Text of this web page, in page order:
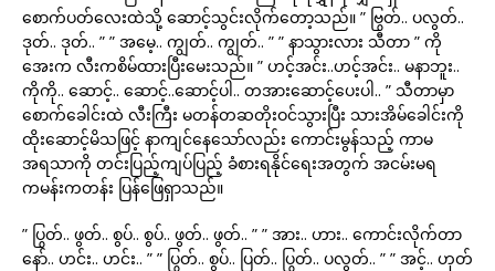
စောက်ပတ်လေးထဲသို့ ဆောင့်သွင်းလိုက်တော့သည်။ ” ဗြွတ်.. ပလွတ်..
ဒုတ်.. ဒုတ်.. ” ” အမေ့.. ကျွတ်.. ကျွတ်.. ” ” နာသွားလား သီတာ ” ကို
အေးက လီးကစိမ်ထားပြီးမေးသည်။ ” ဟင့်အင်း..ဟင့်အင်း.. မနာဘူး..
ကိုကို.. ဆောင့်.. ဆောင့်..ဆောင့်ပါ.. တအားဆောင့်ပေးပါ.. ” သီတာမှာ
စောက်ခေါင်းထဲ လီးကြီး မတန်တဆတိုးဝင်သွားပြီး သားအိမ်ခေါင်းကို
ထိုးဆောင့်မိသဖြင့် နာကျင်နေသော်လည်း ကောင်းမွန်သည့် ကာမ
အရသာကို တင်းပြည့်ကျပ်ပြည့် ခံစားရနိုင်ရေးအတွက် အငမ်းမရ
ကမန်းကတန်း ပြန်ဖြေရှာသည်။
” ပြွတ်.. ဖွတ်.. စွပ်.. စွပ်.. ဖွတ်.. ဖွတ်.. ” ” အား.. ဟား.. ကောင်းလိုက်တာ
နော်.. ဟင်း.. ဟင်း.. ” ” ပြွတ်.. စွပ်.. ပြတ်.. ပြွတ်.. ပလွတ်.. ” ” အင့်.. ဟုတ်